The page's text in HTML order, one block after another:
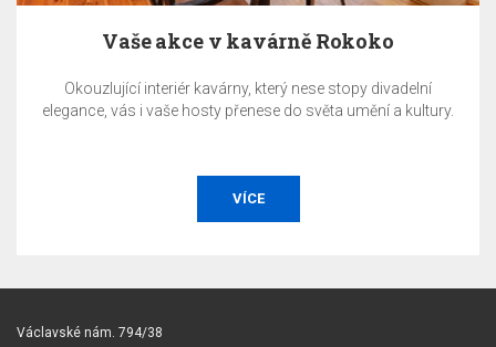
Vaše akce v kavárně Rokoko
Okouzlující interiér kavárny, který nese stopy divadelní
elegance, vás i vaše hosty přenese do světa umění a kultury.
VÍCE
Václavské nám. 794/38